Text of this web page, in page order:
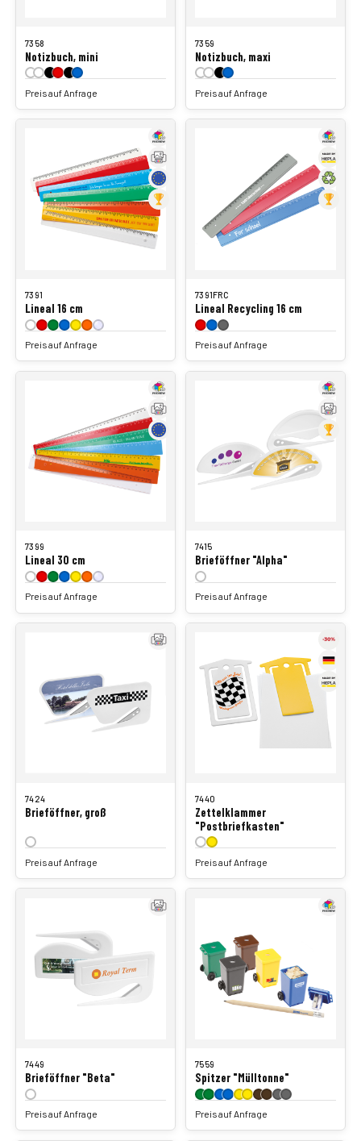
7358
Notizbuch, mini
Preis auf Anfrage
7359
Notizbuch, maxi
Preis auf Anfrage
7391
Lineal 16 cm
Preis auf Anfrage
7391FRC
Lineal Recycling 16 cm
Preis auf Anfrage
7399
Lineal 30 cm
Preis auf Anfrage
7415
Brieföffner "Alpha"
Preis auf Anfrage
7424
Brieföffner, groß
Preis auf Anfrage
7440
Zettelklammer
"Postbriefkasten"
Preis auf Anfrage
7449
Brieföffner "Beta"
Preis auf Anfrage
7559
Spitzer "Mülltonne"
Preis auf Anfrage